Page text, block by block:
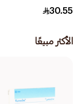
30.55
الأكثر مبيعًا